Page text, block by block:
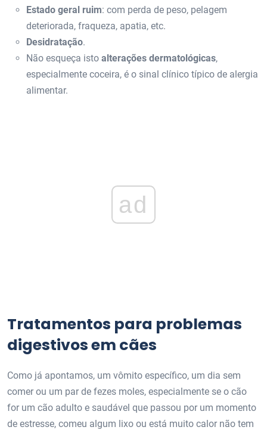
Estado geral ruim: com perda de peso, pelagem
deteriorada, fraqueza, apatia, etc.
Desidratação.
Não esqueça isto alterações dermatológicas,
especialmente coceira, é o sinal clínico típico de alergia
alimentar.
ad
Tratamentos para problemas
digestivos em cães
Como já apontamos, um vômito específico, um dia sem
comer ou um par de fezes moles, especialmente se o cão
for um cão adulto e saudável que passou por um momento
de estresse, comeu algum lixo ou está muito calor não tem